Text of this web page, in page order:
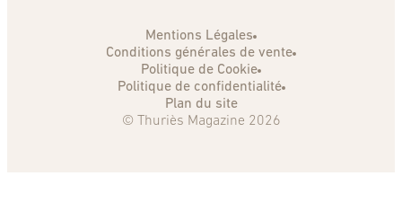
Mentions Légales
Conditions générales de vente
Politique de Cookie
Politique de confidentialité
Plan du site
© Thuriès Magazine 2026